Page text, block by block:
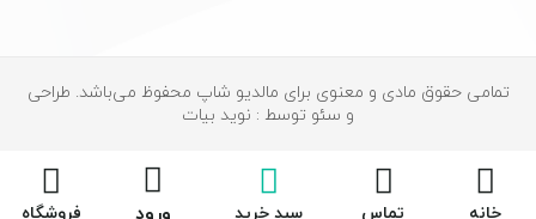
تمامی حقوق مادی و معنوی برای مالدیو شاپ محفوظ می‌باشد. طراحی
و سئو توسط : نوید بیات
خانه تماس سبد خرید فروشگاه